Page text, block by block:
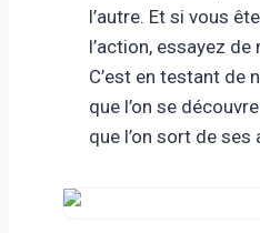
l’autre. Et si vous
l’action, essayez de
C’est en testant de
que l’on se
que l’on sort de